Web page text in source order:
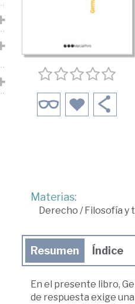
Materias:
Derecho /Filosofía y
Resumen Índice
En el presente libro,
de respuesta exige